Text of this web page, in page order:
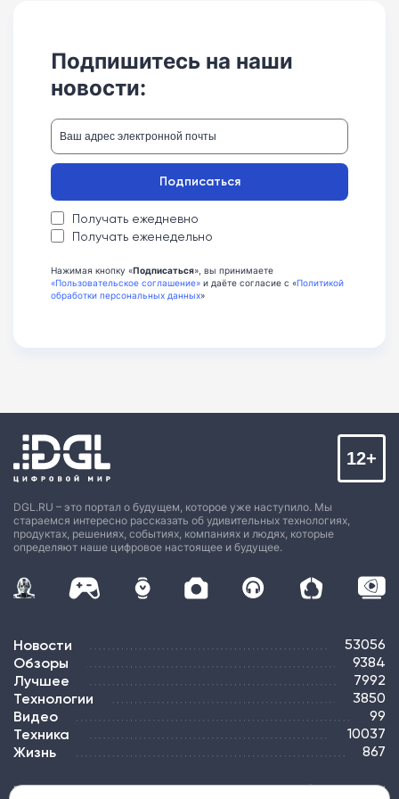
Подпишитесь на наши
новости:
Получать ежедневно
Получать еженедельно
Подписаться
Нажимая кнопку «Подписаться», вы принимаете
«Пользовательское соглашение» и даёте согласие с «Политикой
обработки персональных данных»
DGL.RU – это портал о будущем, которое уже наступило. Мы
стараемся интересно рассказать об удивительных технологиях,
продуктах, решениях, событиях, компаниях и людях, которые
определяют наше цифровое настоящее и будущее.
12+
Новости 53056
Обзоры 9384
Лучшее 7992
Технологии 3850
Видео 99
Техника 10037
Жизнь 867
ПОДПИСКА РЕКЛАМА КОНТАКТЫ КАРТА САЙТА ТЭГИ